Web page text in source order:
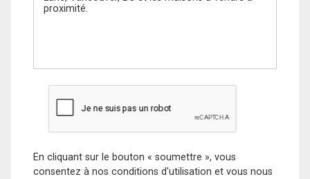
En cliquant sur le bouton « soumettre », vous
consentez à nos conditions d'utilisation et vous nous